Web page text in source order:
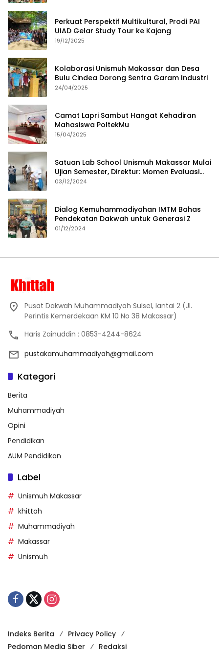
Perkuat Perspektif Multikultural, Prodi PAI
UIAD Gelar Study Tour ke Kajang
19/12/2025
Kolaborasi Unismuh Makassar dan Desa
Bulu Cindea Dorong Sentra Garam Industri
24/04/2025
Camat Lapri Sambut Hangat Kehadiran
Mahasiswa PoltekMu
15/04/2025
Satuan Lab School Unismuh Makassar Mulai
Ujian Semester, Direktur: Momen Evaluasi
Proses Pembelajaran
03/12/2024
Dialog Kemuhammadiyahan IMTM Bahas
Pendekatan Dakwah untuk Generasi Z
01/12/2024
Pusat Dakwah Muhammadiyah Sulsel, lantai 2 (Jl.
Perintis Kemerdekaan KM 10 No 38 Makassar)
Haris Zainuddin : 0853-4244-8624
pustakamuhammadiyah@gmail.com
Kategori
Berita
Muhammadiyah
Opini
Pendidikan
AUM Pendidikan
Label
Unismuh Makassar
khittah
Muhammadiyah
Makassar
Unismuh
Indeks Berita
Privacy Policy
Pedoman Media Siber
Redaksi